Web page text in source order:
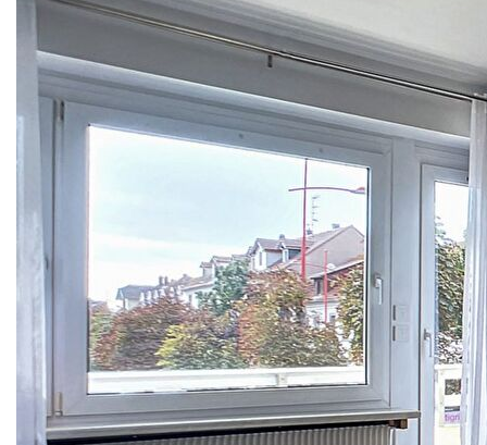
Les Agences Origami
Notre Philosophie
Notre Équipe
Nous Rejoindre
Vos Avis
ESPACE BAILLEURS
ESPACE VENDEUR
CONTACT
VENDU ET C'EST PLIÉ !Si vous aussi vous cherchez un
bien sur ce secteur, nous vous proposons de nous
écrire à info@origami.immo afin de nous transmettre
votre requête ou de vous inscrire sur notre site
www.origami.immo.Ainsi, vous recevrez en avant
première et avant toute diffusion nos offres par mail !A
bientôt !La Team ORIGAMI